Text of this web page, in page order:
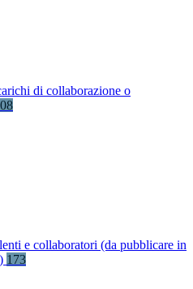
di collaborazione o
e collaboratori (da pubblicare in
173